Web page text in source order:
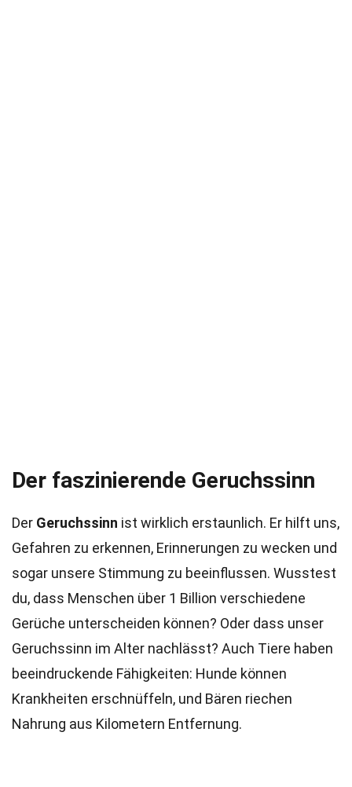
Der faszinierende Geruchssinn
Der Geruchssinn ist wirklich erstaunlich. Er hilft uns,
Gefahren zu erkennen, Erinnerungen zu wecken und
sogar unsere Stimmung zu beeinflussen. Wusstest
du, dass Menschen über 1 Billion verschiedene
Gerüche unterscheiden können? Oder dass unser
Geruchssinn im Alter nachlässt? Auch Tiere haben
beeindruckende Fähigkeiten: Hunde können
Krankheiten erschnüffeln, und Bären riechen
Nahrung aus Kilometern Entfernung.